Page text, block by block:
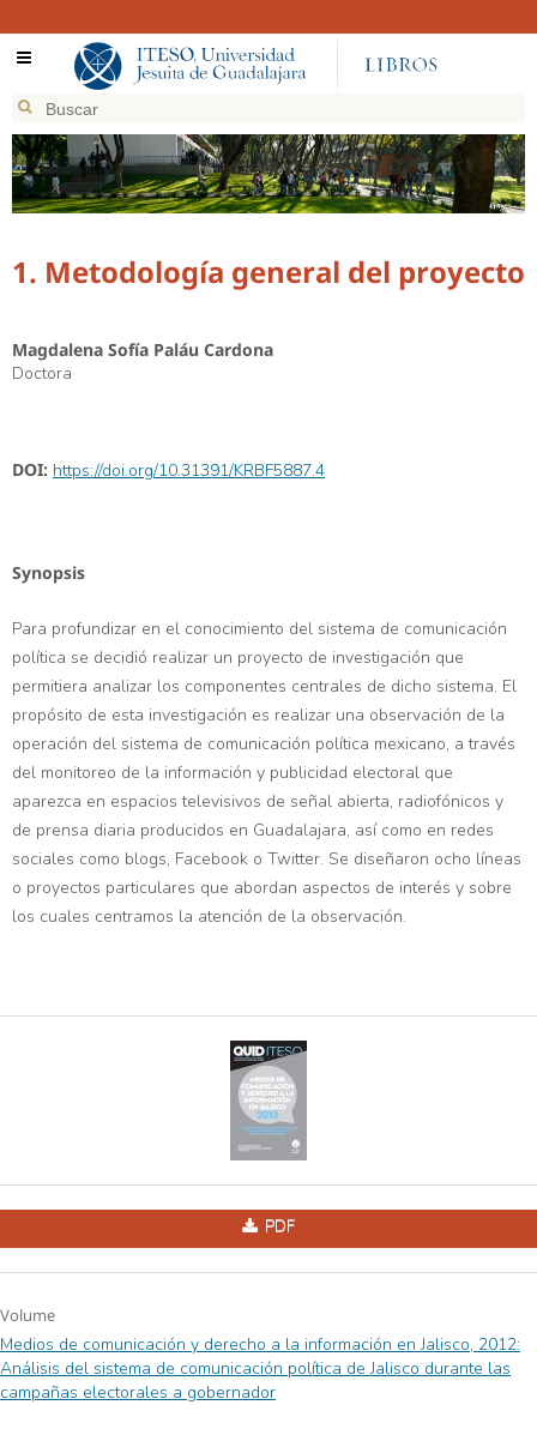
1. Metodología general del proyecto
Magdalena Sofía Paláu Cardona
Doctora
DOI: https://doi.org/10.31391/KRBF5887.4
Synopsis
Para profundizar en el conocimiento del sistema de comunicación
política se decidió realizar un proyecto de investigación que
permitiera analizar los componentes centrales de dicho sistema. El
propósito de esta investigación es realizar una observación de la
operación del sistema de comunicación política mexicano, a través
del monitoreo de la información y publicidad electoral que
aparezca en espacios televisivos de señal abierta, radiofónicos y
de prensa diaria producidos en Guadalajara, así como en redes
sociales como blogs, Facebook o Twitter. Se diseñaron ocho líneas
o proyectos particulares que abordan aspectos de interés y sobre
los cuales centramos la atención de la observación.
PDF
Volume
Medios de comunicación y derecho a la información en Jalisco, 2012:
Análisis del sistema de comunicación política de Jalisco durante las
campañas electorales a gobernador